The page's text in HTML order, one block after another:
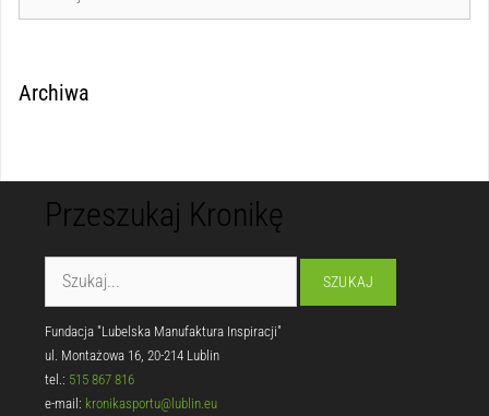
Archiwa
Przeszukaj Kronikę
Fundacja "Lubelska Manufaktura Inspiracji"
ul. Montażowa 16, 20-214 Lublin
tel.: 515 867 816
e-mail: kronikasportu@lublin.eu